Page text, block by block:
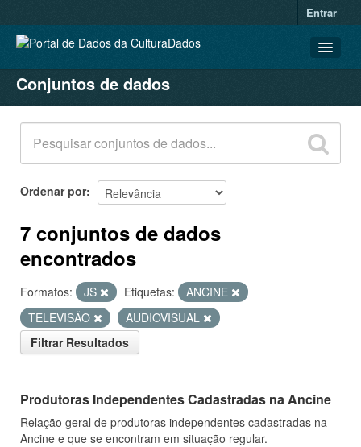
Entrar
CONJUNTOS DE DADOS
ORGANIZAÇÕES
GRUPOS
SOBRE
Conjuntos de dados
Ordenar por
7 conjuntos de dados
encontrados
Formatos: JS Etiquetas:
ANCINE
TELEVISÃO
AUDIOVISUAL
Filtrar Resultados
Produtoras Independentes Cadastradas na Ancine
Relação geral de produtoras independentes cadastradas na
Ancine e que se encontram em situação regular.